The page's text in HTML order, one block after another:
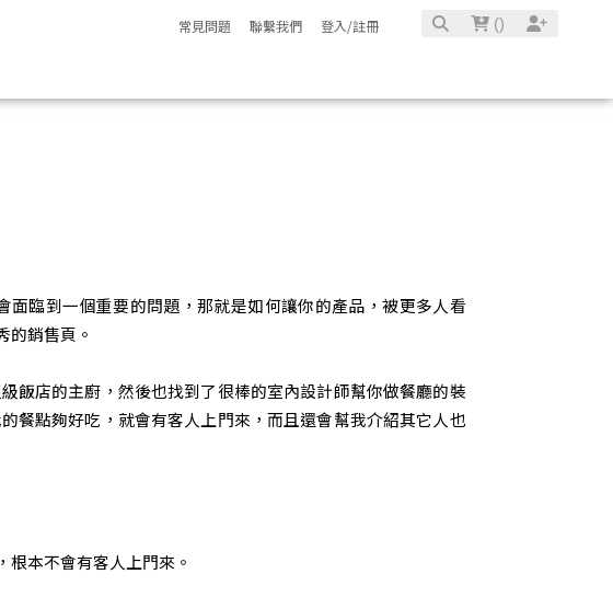
常見問題 聯繫我們 登入/註冊 ()
臨到一個重要的問題，那就是如何讓你的產品，被更多人看
的銷售頁。
飯店的主廚，然後也找到了很棒的室內設計師幫你做餐廳的裝
餐點夠好吃，就會有客人上門來，而且還會幫我介紹其它人也
本不會有客人上門來。